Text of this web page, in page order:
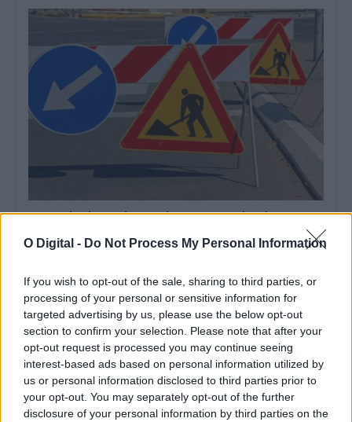
O Digital - Do Not Process My Personal Information
If you wish to opt-out of the sale, sharing to third parties, or
processing of your personal or sensitive information for
targeted advertising by us, please use the below opt-out
section to confirm your selection. Please note that after your
opt-out request is processed you may continue seeing
interest-based ads based on personal information utilized by
us or personal information disclosed to third parties prior to
your opt-out. You may separately opt-out of the further
disclosure of your personal information by third parties on the
As estradas de Portalegre onde o mau tempo derrubou muros
O Município de Portalegre abriu um concurso público, com um
preço base de 103.593,89...